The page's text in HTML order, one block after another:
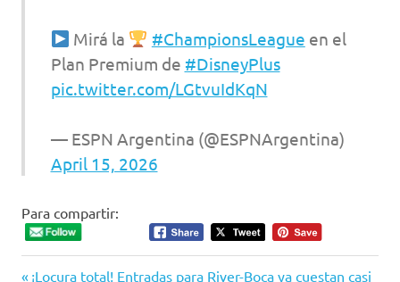
Mirá la #ChampionsLeague en el
Plan Premium de #DisneyPlus
pic.twitter.com/LGtvuIdKqN
— ESPN Argentina (@ESPNArgentina)
April 15, 2026
Para compartir:
Entrada
¡Locura total! Entradas para River-Boca ya cuestan casi